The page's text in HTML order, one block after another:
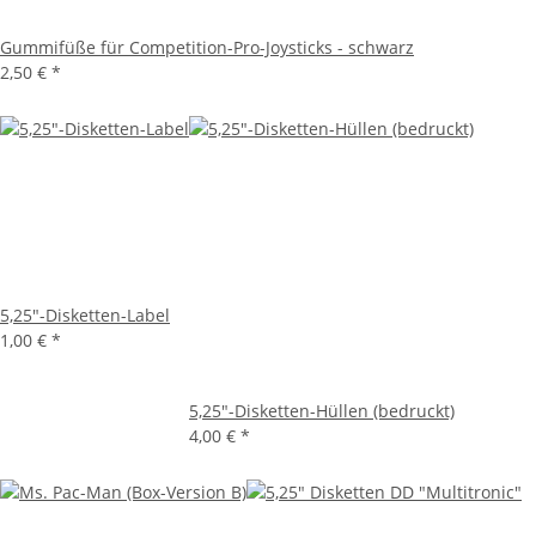
Gummifüße für Competition-Pro-Joysticks - schwarz
2,50 € *
5,25"-Disketten-Label
1,00 € *
5,25"-Disketten-Hüllen (bedruckt)
4,00 € *